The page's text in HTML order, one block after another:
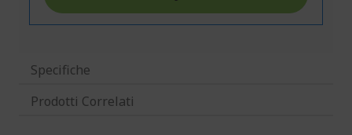
Specifiche
Prodotti Correlati